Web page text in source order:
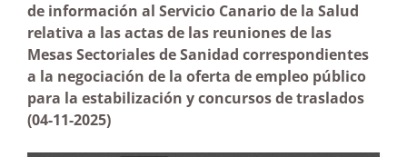
de información al Servicio Canario de la Salud
relativa a las actas de las reuniones de las
Mesas Sectoriales de Sanidad correspondientes
a la negociación de la oferta de empleo público
para la estabilización y concursos de traslados
(04-11-2025)